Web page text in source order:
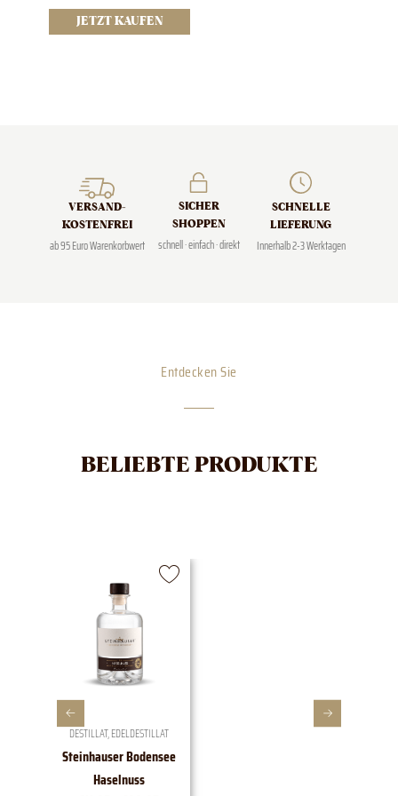
JETZT KAUFEN
VERSAND­
KOSTENFREI
ab 95 Euro Warenkorbwert
SICHER
SHOPPEN
schnell · einfach · direkt
SCHNELLE
LIEFERUNG
Innerhalb 2-3 Werktagen
Entdecken Sie
BELIEBTE PRODUKTE
DESTILLAT,EDELDESTILLAT
Steinhauser Bodensee
Haselnuss